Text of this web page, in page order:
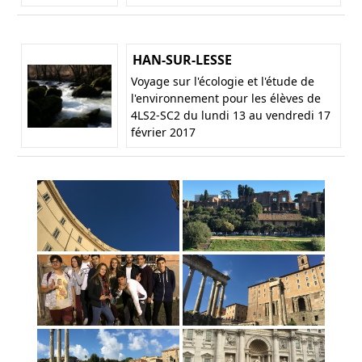
HAN-SUR-LESSE
Voyage sur l'écologie et l'étude de
l'environnement pour les élèves de
4LS2-SC2 du lundi 13 au vendredi 17
février 2017